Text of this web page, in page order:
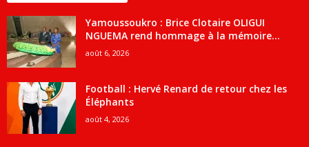
Yamoussoukro : Brice Clotaire OLIGUI
NGUEMA rend hommage à la mémoire...
août 6, 2026
Football : Hervé Renard de retour chez les
Éléphants
août 4, 2026